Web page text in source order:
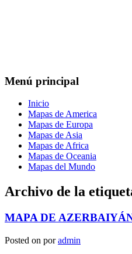
Menú principal
Inicio
Mapas de America
Mapas de Europa
Mapas de Asia
Mapas de Africa
Mapas de Oceania
Mapas del Mundo
Archivo de la
MAPA DE
Posted on poradmin